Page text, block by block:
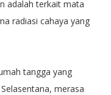
adalah terkait mata
radiasi cahaya yang
tangga yang
merasa